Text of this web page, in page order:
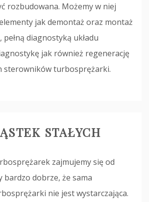
rozbudowana. Możemy w niej
jak demontaż oraz montaż
diagnostyką układu
jak również regenerację
sterowników turbosprężarki.
STAŁYCH
zajmujemy się od
bardzo dobrze, że sama
nie jest wystarczająca.